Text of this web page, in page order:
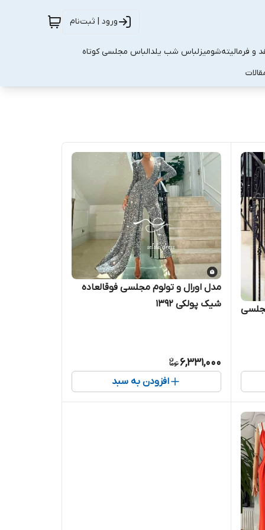
ورود | ثبت‌نام
و فرمالیتهشومیزلباس شب یلدالباس مجلسی کوتاه
مدل اورال و تولوم مجلسی فوقالعاده
شیک پولکی ۱۳۹۲
6,331,000
افزودن به سبد